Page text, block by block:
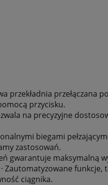
przekładnia przełączana
przycisku.
na precyzyjne
biegami
zastosowań.
gwarantuje maksymalną
funkcje,
ciągnika.